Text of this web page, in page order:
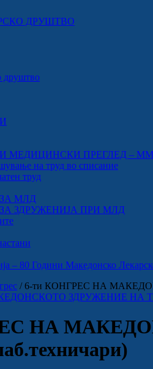
друштво
МЕДИЦИНСКИ ПРЕГЛЕД –
на труд во списание
труд
МЛД
ЗДРУЖЕНИЈА ПРИ МЛД
– 80 Години Македонско
/ 6-ти КОНГРЕС НА
НА